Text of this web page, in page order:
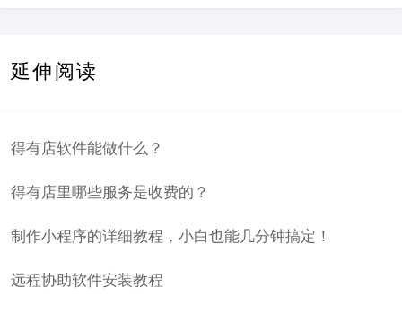
延伸阅读
得有店软件能做什么？
得有店里哪些服务是收费的？
制作小程序的详细教程，小白也能几分钟搞定！
远程协助软件安装教程